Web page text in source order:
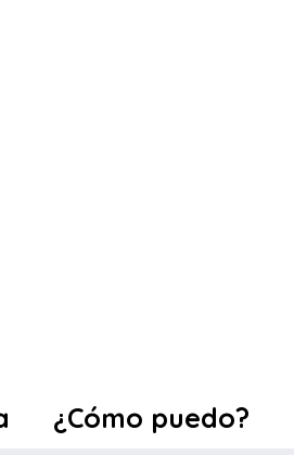
¿Cómo puedo?